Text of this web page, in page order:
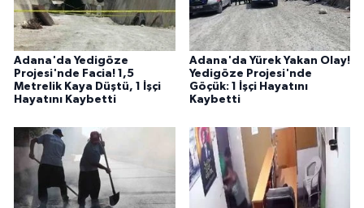
Adana'da Yedigöze
Projesi'nde Facia! 1,5
Metrelik Kaya Düştü, 1 İşçi
Hayatını Kaybetti
Adana'da Yürek Yakan Olay!
Yedigöze Projesi'nde
Göçük: 1 İşçi Hayatını
Kaybetti